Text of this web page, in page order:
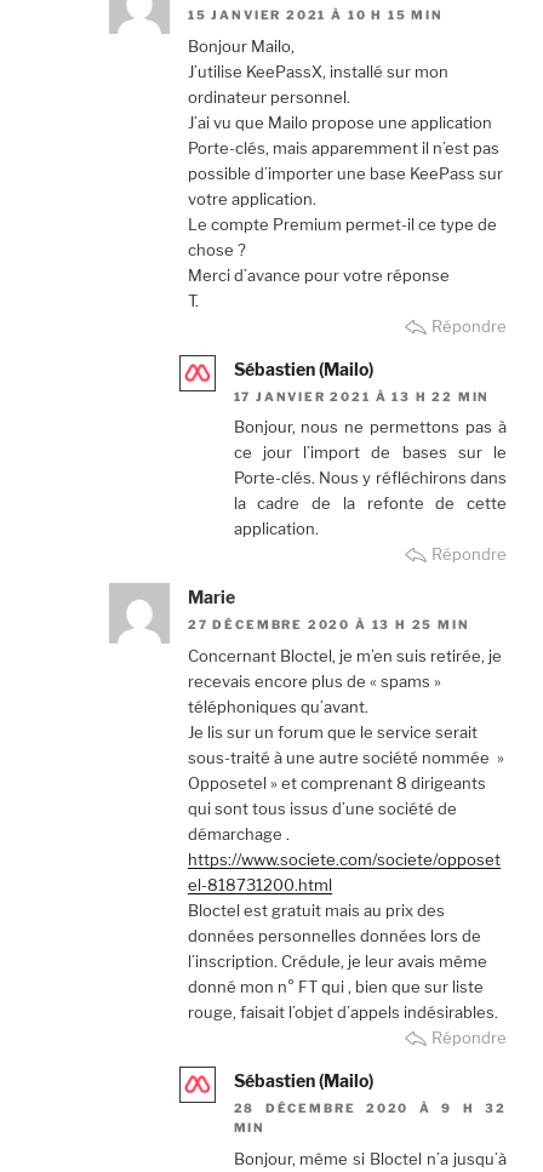
15 JANVIER 2021 À 10 H 15 MIN
Bonjour Mailo,
J’utilise KeePassX, installé sur mon
ordinateur personnel.
J’ai vu que Mailo propose une application
Porte-clés, mais apparemment il n’est pas
possible d’importer une base KeePass sur
votre application.
Le compte Premium permet-il ce type de
chose ?
Merci d’avance pour votre réponse
T.
Répondre
Sébastien (Mailo)
17 JANVIER 2021 À 13 H 22 MIN
Bonjour, nous ne permettons pas à
ce jour l’import de bases sur le
Porte-clés. Nous y réfléchirons dans
la cadre de la refonte de cette
application.
Répondre
Marie
27 DÉCEMBRE 2020 À 13 H 25 MIN
Concernant Bloctel, je m’en suis retirée, je
recevais encore plus de « spams »
téléphoniques qu’avant.
Je lis sur un forum que le service serait
sous-traité à une autre société nommée »
Opposetel » et comprenant 8 dirigeants
qui sont tous issus d’une société de
démarchage .
https://www.societe.com/societe/opposet
el-818731200.html
Bloctel est gratuit mais au prix des
données personnelles données lors de
l’inscription. Crédule, je leur avais même
donné mon n° FT qui , bien que sur liste
rouge, faisait l’objet d’appels indésirables.
Répondre
Sébastien (Mailo)
28 DÉCEMBRE 2020 À 9 H 32
MIN
Bonjour, même si Bloctel n’a jusqu’à